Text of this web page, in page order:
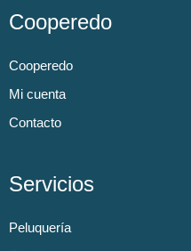
Cooperedo
Cooperedo
Mi cuenta
Contacto
Servicios
Peluquería